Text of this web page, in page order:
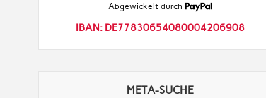
Abgewickelt durch
IBAN: DE77830654080004206908
META-SUCHE